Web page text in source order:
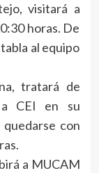
visitará a
horas. De
al equipo
tratará de
a CEI en su
quedarse con
a MUCAM